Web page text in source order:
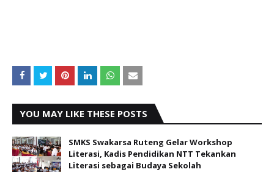
YOU MAY LIKE THESE POSTS
SMKS Swakarsa Ruteng Gelar Workshop
Literasi, Kadis Pendidikan NTT Tekankan
Literasi sebagai Budaya Sekolah